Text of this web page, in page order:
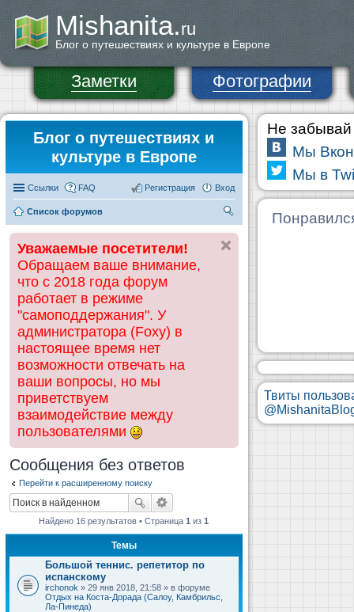
Mishanita.ru
Блог о путешествиях и культуре в Европе
Заметки Фотографии
Блог о путешествиях и
культуре в Европе
Ссылки FAQ Вход
Регистрация
Список форумов
ск
Уважаемые посетители!
Обращаем ваше внимание,
что с 2018 года форум
работает в режиме
"самоподдержания". У
администратора (Foxy) в
настоящее время нет
возможности отвечать на
ваши вопросы, но мы
приветствуем
взаимодействие между
пользователями
Сообщения без ответов
Перейти к расширенному поиску
Найдено 16 результатов • Страница1 из1
Темы
Большой теннис. репетитор по
испанскому
irchonok » 29 янв 2018, 21:58 » в форуме
Отдых на Коста-Дорада (Салоу, Камбрильс,
Ла-Пинеда)
Не забывай
Мы
Мы в
Твиты